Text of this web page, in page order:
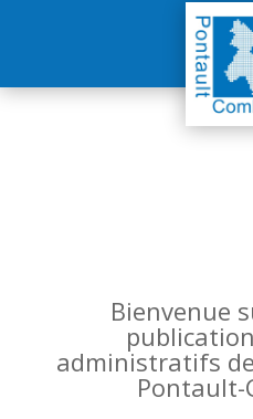
Bienvenue
administratifs
Pontault-